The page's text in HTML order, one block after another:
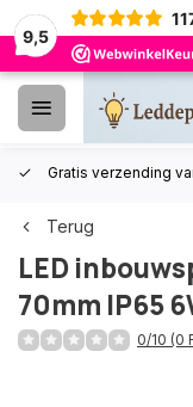
9,5
Gratis verzending
Terug
LED
70mm IP65
0/10 (0